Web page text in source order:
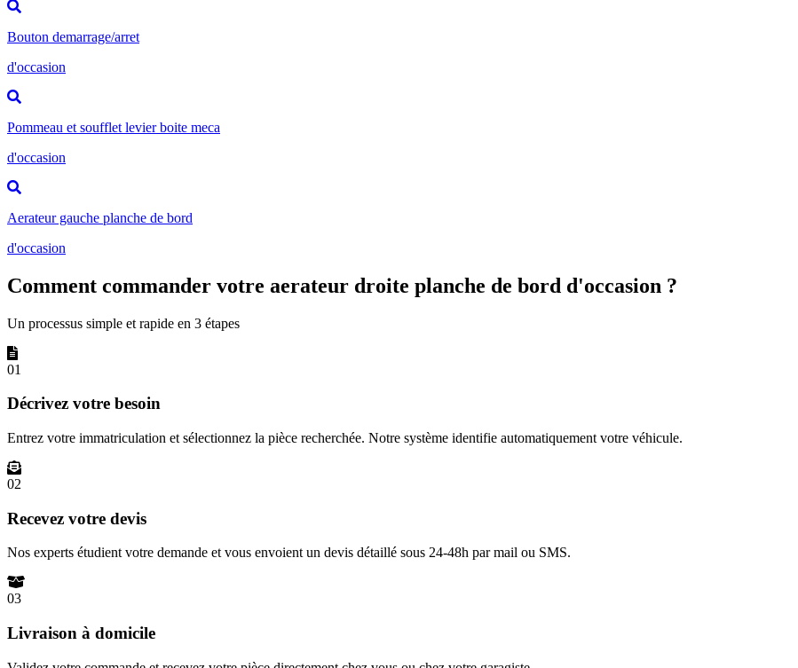
Bouton demarrage/arret
d'occasion
Pommeau et soufflet levier boite meca
d'occasion
Aerateur gauche planche de bord
d'occasion
Comment commander votre aerateur droite planche de bord d'occasion ?
Un processus simple et rapide en 3 étapes
01
Décrivez votre besoin
Entrez votre immatriculation et sélectionnez la pièce recherchée. Notre système identifie automatiquement votre véhicule.
02
Recevez votre devis
Nos experts étudient votre demande et vous envoient un devis détaillé sous 24-48h par mail ou SMS.
03
Livraison à domicile